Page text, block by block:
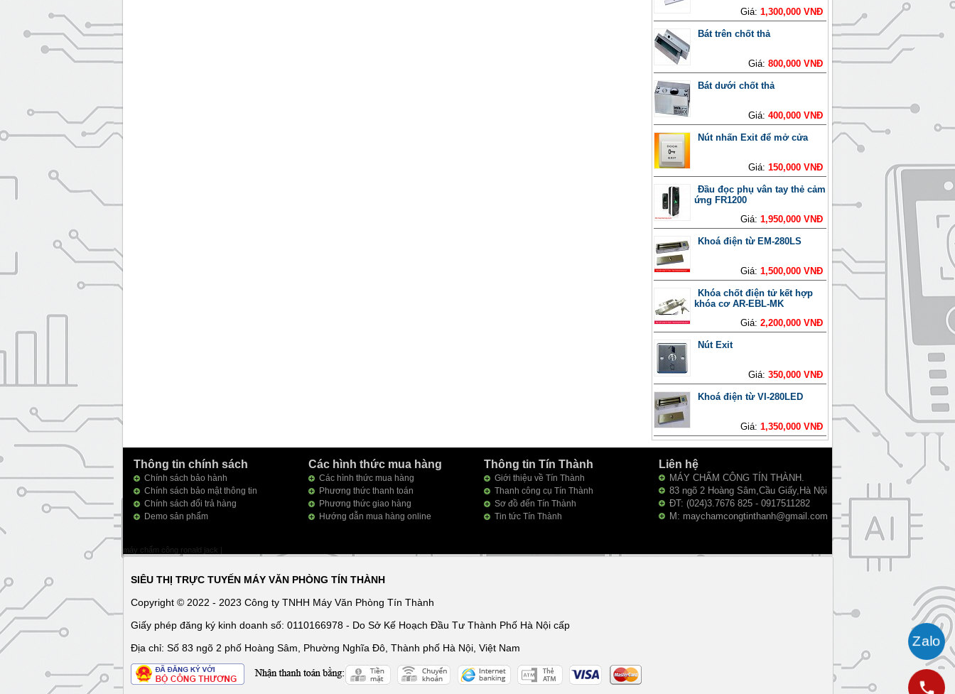
Giá: 1,300,000 VNĐ
Bát trên chốt thả
Giá: 800,000 VNĐ
Bát dưới chốt thả
Giá: 400,000 VNĐ
Nút nhấn Exit để mở cửa
Giá: 150,000 VNĐ
Đầu đọc phụ vân tay thẻ cảm
ứng FR1200
Giá: 1,950,000 VNĐ
Khoá điện từ EM-280LS
Giá: 1,500,000 VNĐ
Khóa chốt điện tử kết hợp
khóa cơ AR-EBL-MK
Giá: 2,200,000 VNĐ
Nút Exit
Giá: 350,000 VNĐ
Khoá điện từ VI-280LED
Giá: 1,350,000 VNĐ
Thông tin chính sách
Chính sách bảo hành
Chính sách bảo mật thông tin
Chính sách đổi trả hàng
Demo sản phẩm
Các hình thức mua hàng
Các hình thức mua hàng
Phương thức thanh toán
Phương thức giao hàng
Hướng dẫn mua hàng online
Thông tin Tín Thành
Giới thiệu về Tín Thành
Thanh công cụ Tín Thành
Sơ đồ đến Tín Thành
Tin tức Tín Thành
Liên hệ
MÁY CHẤM CÔNG TÍN THÀNH.
83 ngõ 2 Hoàng Sâm,Cầu Giấy,Hà Nội
ĐT: (024)3.7676 825 - 0917511282
M: maychamcongtinthanh@gmail.com
SIÊU THỊ TRỰC TUYẾN MÁY VĂN PHÒNG TÍN THÀNH
Copyright © 2022 - 2023 Công ty TNHH Máy Văn Phòng Tín Thành
Giấy phép đăng ký kinh doanh số: 0110166978 - Do Sở Kế Hoạch Đầu Tư Thành Phố Hà Nội cấp
Địa chỉ: Số 83 ngõ 2 phố Hoàng Sâm, Phường Nghĩa Đô, Thành phố Hà Nội, Việt Nam
máy chấm công ronald jack |